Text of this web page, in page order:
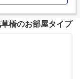
橋のお部屋タイプ